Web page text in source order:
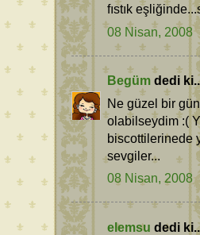
fıstık
08 Nisan, 2008
Begüm dedi
Ne güzel bir
olabilseydim :(
biscottilerinede
sevgiler...
08 Nisan, 2008
elemsu dedi